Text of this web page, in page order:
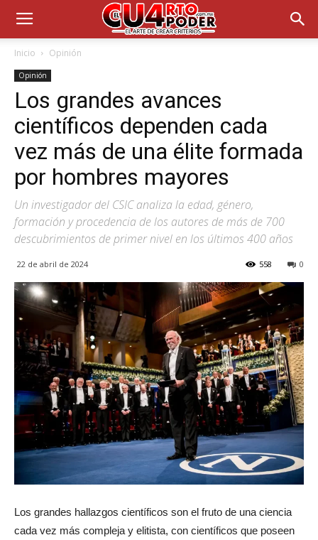
Inicio Opinión
Opinión
Los grandes avances
científicos dependen cada
vez más de una élite formada
por hombres mayores
Un investigador del CSIC analiza la edad, género,
formación y procedencia de los autores de más de 700
descubrimientos de primer nivel en los últimos 400 años
22 de abril de 2024 0
558
Los grandes hallazgos científicos son el fruto de una ciencia
cada vez más compleja y elitista, con científicos que poseen